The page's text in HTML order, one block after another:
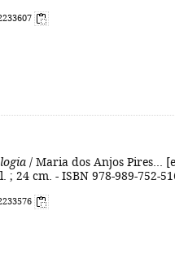
/ Maria dos Anjos Pires...
24 cm. - ISBN 978-989-752-